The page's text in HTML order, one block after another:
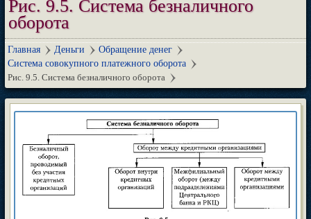
Рис. 9.5. Система безналичного
оборота
Главная Деньги
Обращение денег
Система совокупного платежного оборота
Рис. 9.5. Система безналичного оборота